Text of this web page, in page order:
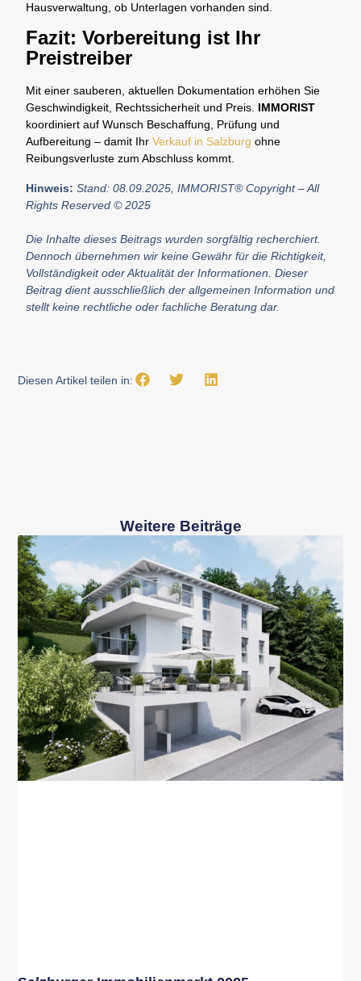
Hausverwaltung, ob Unterlagen vorhanden sind.
Fazit: Vorbereitung ist Ihr
Preistreiber
Mit einer sauberen, aktuellen Dokumentation erhöhen Sie
Geschwindigkeit, Rechtssicherheit und Preis. IMMORIST
koordiniert auf Wunsch Beschaffung, Prüfung und
Aufbereitung – damit IhrVerkauf in Salzburg ohne
Reibungsverluste zum Abschluss kommt.
Hinweis: Stand: 08.09.2025, IMMORIST® Copyright – All
Rights Reserved © 2025
Die Inhalte dieses Beitrags wurden sorgfältig recherchiert.
Dennoch übernehmen wir keine Gewähr für die Richtigkeit,
Vollständigkeit oder Aktualität der Informationen. Dieser
Beitrag dient ausschließlich der allgemeinen Information und
stellt keine rechtliche oder fachliche Beratung dar.
Diesen Artikel teilen in:
Weitere Beiträge